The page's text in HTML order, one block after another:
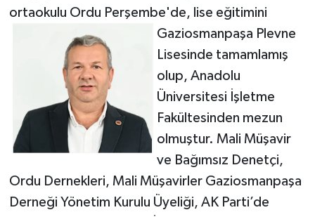
ortaokulu Ordu Perşembe'de, lise eğitimini
Gaziosmanpaşa Plevne
Lisesinde tamamlamış
olup, Anadolu
Üniversitesi İşletme
Fakültesinden mezun
olmuştur. Mali Müşavir
ve Bağımsız Denetçi,
Ordu Dernekleri, Mali Müşavirler Gaziosmanpaşa
Derneği Yönetim Kurulu Üyeliği, AK Parti’de